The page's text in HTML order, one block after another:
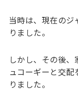
当時は、現在のジ
りました。
しかし、その後
ュコーギーと交
りました。